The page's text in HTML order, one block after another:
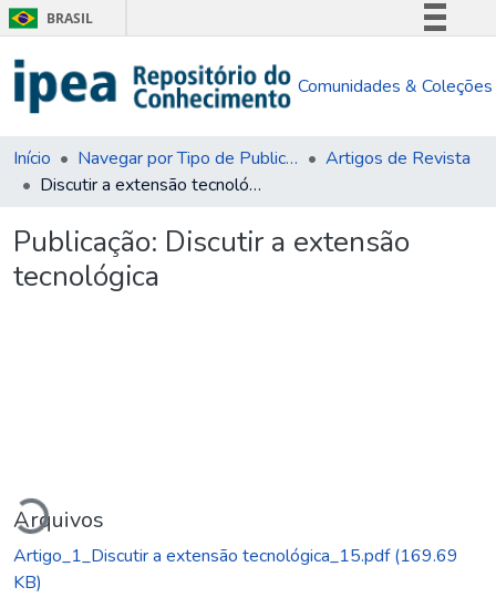
BRASIL
Comunica BR
Acesso à informação
Comunidades & Coleções
Início Navegar por Tipo de Publicação
Artigos de Revista
Discutir a extensão tecnológica
Publicação: Discutir a extensão
tecnológica
Arquivos
Artigo_1_Discutir a extensão tecnológica_15.pdf(169.69
KB)